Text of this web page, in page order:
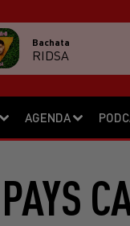
AGENDA
Bachata
RIDSA